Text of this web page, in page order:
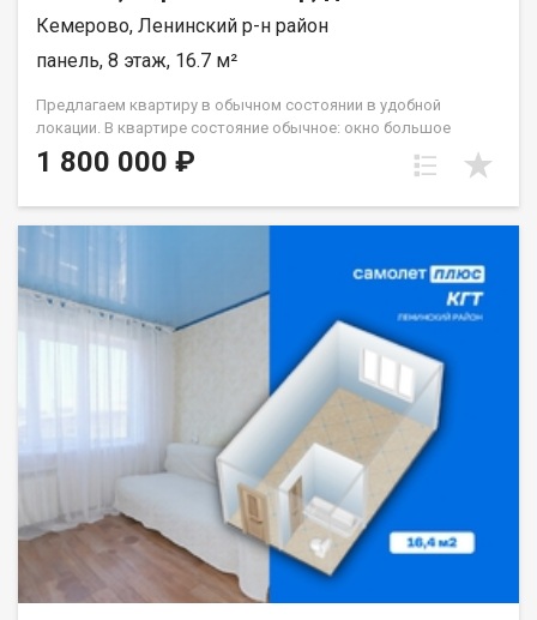
Кемерово, Ленинский р-н район
панель, 8 этаж, 16.7 м²
Предлагаем квартиру в обычном состоянии в удобной
локации. В квартире состояние обычное: окно большое
стеклопакет, с/у кафель. Хорошая транспортная
развязка,вся необходимая инфраструктура рядом.
1 800 000 ₽